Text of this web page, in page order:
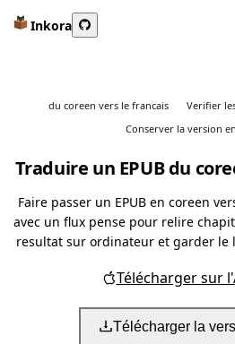
Inkora
du coreen vers le francais
Verifier
Conserver la version
Traduire un EPUB du
Faire passer un EPUB en coreen
avec un flux pense pour relire
resultat sur ordinateur et garder
Télécharger sur
Télécharger la